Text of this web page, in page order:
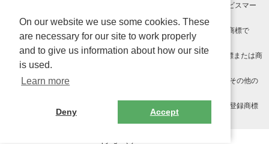
登録された Apple Inc. の商標です。App Store は Apple Inc. のサービスマー
クです。
Android、Google Play および Google Play ロゴ は Google LLC の商標で
す。
Windows は Microsoft Inc.の米国およびその他の国における登録商標または商
標です。
Adobe、Adobe Reader、Adobe PDF は、Adobe Inc.の米国およびその他の
その他、記載されている会社名、商品名、ロゴは各社の商標または登録商標
On our website we use some cookies. These
are necessary for our site to work properly
and to give us information about how our site
is used.
Learn more
Deny Accept